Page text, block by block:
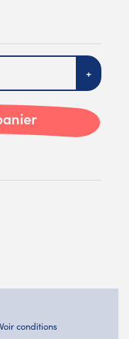
+
conditions